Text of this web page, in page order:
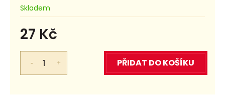
Skladem
27 Kč
Měrná
cena:
PŘIDAT DO KOŠÍKU